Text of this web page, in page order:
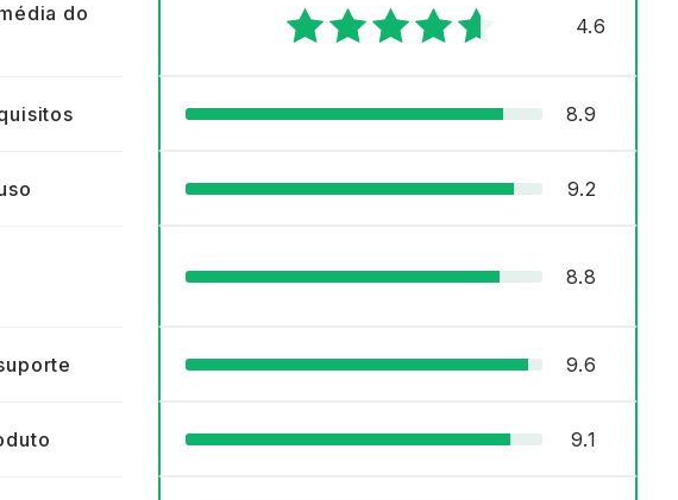
do
4.6
8.9
9.2
8.8
9.6
9.1